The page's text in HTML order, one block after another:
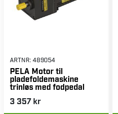
ARTNR: 489054
PELA Motor til
pladefoldemaskine
trinløs med fodpedal
3 357 kr